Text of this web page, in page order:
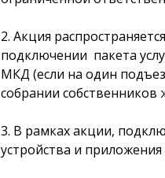
2. Акция
подключении пакета
МКД (если на один
собрании собственников
3. В рамках акции,
устройства и